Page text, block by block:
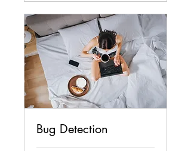
Bug Detection